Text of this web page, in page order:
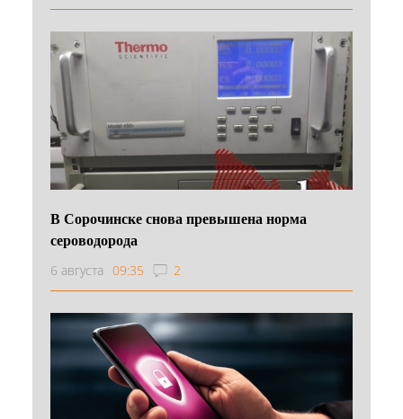
В Сорочинске снова превышена норма
сероводорода
6 августа 09:35 2